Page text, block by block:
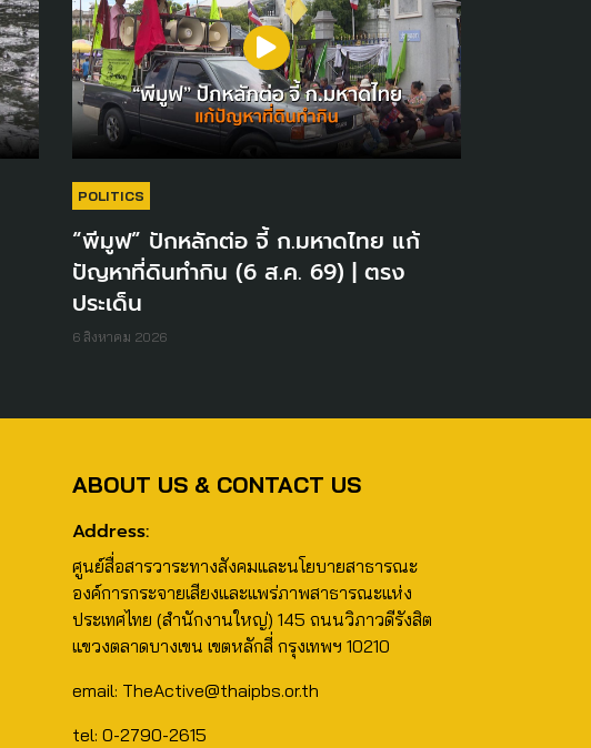
POLITICS
“พีมูฟ” ปักหลักต่อ จี้ ก.มหาดไทย แก้
ปัญหาที่ดินทำกิน (6 ส.ค. 69) | ตรง
ประเด็น
6 สิงหาคม 2026
ABOUT US & CONTACT US
Address:
ศูนย์สื่อสารวาระทางสังคมและนโยบายสาธารณะ
องค์การกระจายเสียงและแพร่ภาพสาธารณะแห่ง
ประเทศไทย (สำนักงานใหญ่) 145 ถนนวิภาวดีรังสิต
แขวงตลาดบางเขน เขตหลักสี่ กรุงเทพฯ 10210
email: TheActive@thaipbs.or.th
tel: 0-2790-2615